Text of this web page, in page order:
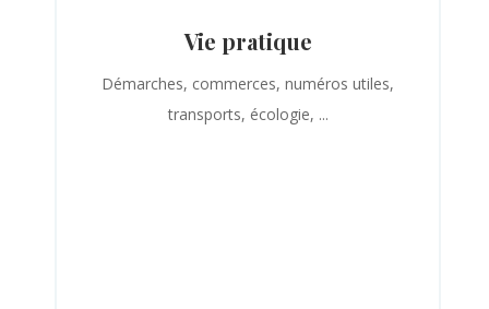
Vie pratique
Démarches, commerces, numéros utiles,
transports, écologie, ...